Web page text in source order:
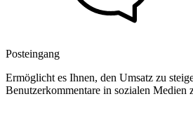
Posteingang
Ermöglicht es Ihnen, den Umsatz zu
Benutzerkommentare in sozialen Medien